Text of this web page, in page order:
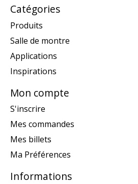
Catégories
Produits
Salle de montre
Applications
Inspirations
Mon compte
S'inscrire
Mes commandes
Mes billets
Ma Préférences
Informations